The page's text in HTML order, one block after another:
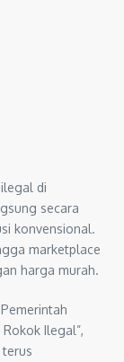
di
secara
konvensional.
marketplace
harga murah.
Ilegal”,